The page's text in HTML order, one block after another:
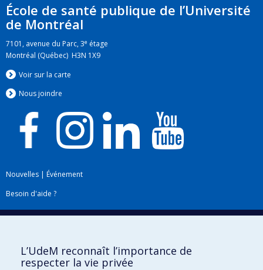
École de santé publique de l’Université
de Montréal
7101, avenue du Parc, 3e étage
Montréal (Québec) H3N 1X9
Voir sur la carte
Nous joindre
Nouvelles | Événement
Besoin d'aide ?
Plan du site|Accessibilité
L’UdeM reconnaît l’importance de
respecter la vie privée